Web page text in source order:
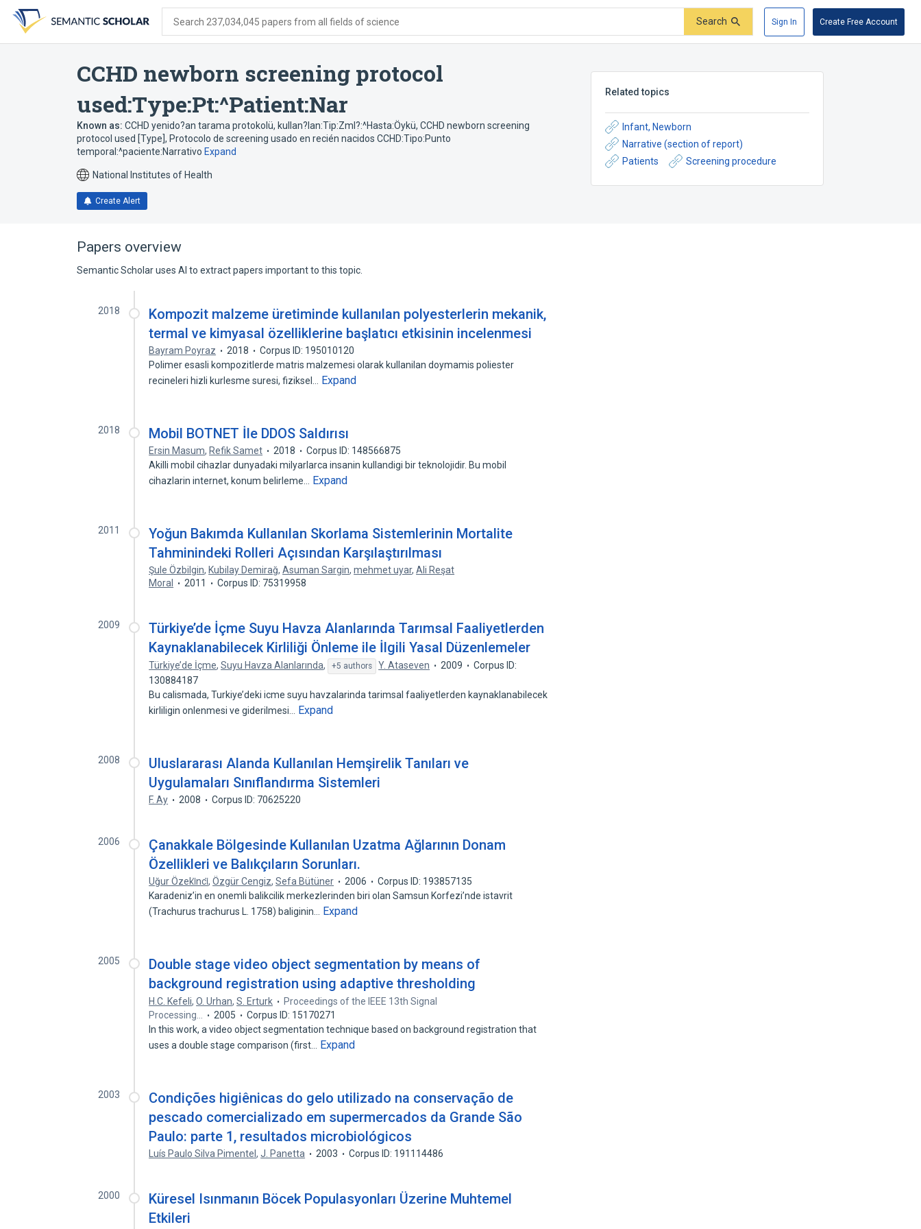
search
form
content
account
menu
Search 237,034,045 papers from all fields of science Search Sign In Create Free Account
CCHD newborn screening protocol
used:Type:Pt:^Patient:Nar
Known as: CCHD yenido?an tarama protokolü, kullan?lan:Tip:Zml?:^Hasta:Öykü, CCHD newborn screening
protocol used [Type] , Protocolo de screening usado en recién nacidos CCHD:Tipo:Punto
temporal:^paciente:Narrativo Expand
National Institutes of Health
Create Alert
Related topics
Infant, Newborn
Narrative (section of report)
Patients
Screening procedure
Papers overview
Semantic Scholar uses AI to extract papers important to this topic.
2018
Kompozit malzeme üretiminde kullanılan polyesterlerin mekanik,
termal ve kimyasal özelliklerine başlatıcı etkisinin incelenmesi
Bayram Poyraz 2018
Corpus ID: 195010120
Polimer esasli kompozitlerde matris malzemesi olarak kullanilan doymamis poliester
recineleri hizli kurlesme suresi, fiziksel…
Expand
2018 Mobil BOTNET İle DDOS Saldırısı
Ersin Masum, Refik Samet 2018
Corpus ID: 148566875
Akilli mobil cihazlar dunyadaki milyarlarca insanin kullandigi bir teknolojidir. Bu mobil
cihazlarin internet, konum belirleme…
Expand
2011
Yoğun Bakımda Kullanılan Skorlama Sistemlerinin Mortalite
Tahminindeki Rolleri Açısından Karşılaştırılması
Şule Özbilgin, Kubilay Demirağ,Asuman Sargin,mehmet uyar,Ali Reşat
Moral
2011 Corpus ID: 75319958
2009
Türkiye’de İçme Suyu Havza Alanlarında Tarımsal Faaliyetlerden
Kaynaklanabilecek Kirliliği Önleme ile İlgili Yasal Düzenlemeler
Türkiye’de İçme,Suyu Havza Alanlarında, +5 authors Y. Ataseven 2009
Corpus ID:
130884187
Bu calismada, Turkiye’deki icme suyu havzalarinda tarimsal faaliyetlerden kaynaklanabilecek
kirliligin onlenmesi ve giderilmesi…
Expand
2008
Uluslararası Alanda Kullanılan Hemşirelik Tanıları ve
Uygulamaları Sınıflandırma Sistemleri
F. Ay 2008 Corpus ID: 70625220
2006
Çanakkale Bölgesinde Kullanılan Uzatma Ağlarının Donam
Özellikleri ve Balıkçıların Sorunları.
Uğur Özeki̇nci̇,Özgür Cengiz,Sefa Bütüner 2006
Corpus ID: 193857135
Karadeniz’in en onemli balikcilik merkezlerinden biri olan Samsun Korfezi’nde istavrit
(Trachurus trachurus L. 1758) baliginin…
Expand
2005
Double stage video object segmentation by means of
background registration using adaptive thresholding
H.C. Kefeli,O. Urhan,S. Erturk
Proceedings of the IEEE 13th Signal
Processing…
2005
Corpus ID: 15170271
In this work, a video object segmentation technique based on background registration that
uses a double stage comparison (first…
Expand
2003
Condições higiênicas do gelo utilizado na conservação de
pescado comercializado em supermercados da Grande São
Paulo: parte 1, resultados microbiológicos
Luís Paulo Silva Pimentel,J. Panetta 2003 Corpus ID: 191114486
2000
Küresel Isınmanın Böcek Populasyonları Üzerine Muhtemel
Etkileri